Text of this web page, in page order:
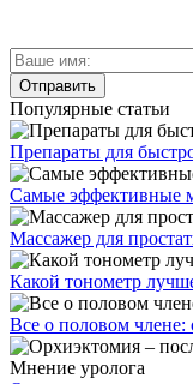
Популярные статьи
Препараты для
Самые эффективные
Массажер для
Какой тонометр
Все о половом члене: